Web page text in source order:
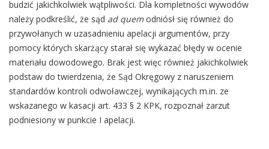
budzić jakichkolwiek wątpliwości. Dla kompletności wywodów
należy podkreślić, że sąd ad quemodniósł się również do
przywołanych w uzasadnieniu apelacji argumentów, przy
pomocy których skarżący starał się wykazać błędy w ocenie
materiału dowodowego. Brak jest więc również jakichkolwiek
podstaw do twierdzenia, że Sąd Okręgowy z naruszeniem
standardów kontroli odwoławczej, wynikających m.in. ze
wskazanego w kasacji art. 433 § 2 KPK, rozpoznał zarzut
podniesiony w punkcie I apelacji.